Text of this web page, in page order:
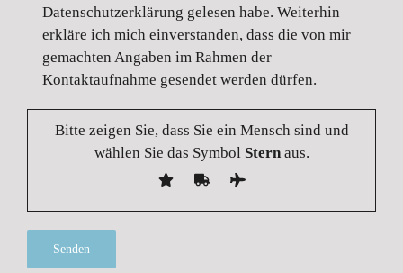
Datenschutzerklärung gelesen habe. Weiterhin
erkläre ich mich einverstanden, dass die von mir
gemachten Angaben im Rahmen der
Kontaktaufnahme gesendet werden dürfen.
Bitte zeigen Sie, dass Sie ein Mensch sind und
wählen Sie das Symbol Sternaus.